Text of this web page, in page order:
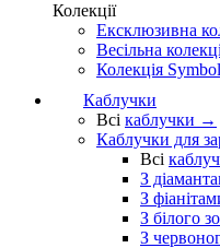
Колекції
Ексклюзивна
Весільна
Колекція Symbol
Каблучки
Всі каблучки →
Каблучки для
Всі
З
З
З білого
З